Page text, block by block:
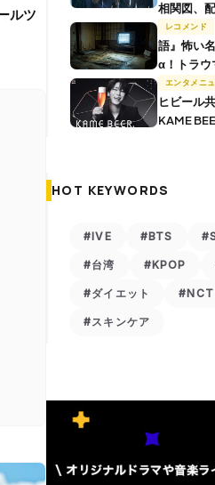
相関図、
レコメンド
語』怖い
α！トラウ
きで解説
エンタメニ
ヒビール
KAME
HOT KEYWORDS
#IVE #BTS
#台湾 #KPOP
#ダイエット #NCT
#スキンケア